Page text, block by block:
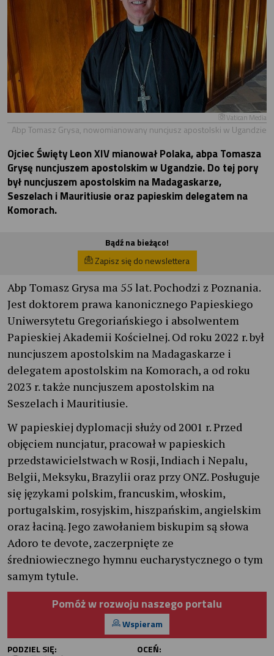
Vatican Media
Abp Tomasz Grysa, nowomianowany nuncjusz apostolski w Ugandzie
Ojciec Święty Leon XIV mianował Polaka, abpa Tomasza
Grysę nuncjuszem apostolskim w Ugandzie. Do tej pory
był nuncjuszem apostolskim na Madagaskarze,
Seszelach i Mauritiusie oraz papieskim delegatem na
Komorach.
Bądź na bieżąco!
Zapisz się do newslettera
Abp Tomasz Grysa ma 55 lat. Pochodzi z Poznania.
Jest doktorem prawa kanonicznego Papieskiego
Uniwersytetu Gregoriańskiego i absolwentem
Papieskiej Akademii Kościelnej. Od roku 2022 r. był
nuncjuszem apostolskim na Madagaskarze i
delegatem apostolskim na Komorach, a od roku
2023 r. także nuncjuszem apostolskim na
Seszelach i Mauritiusie.
W papieskiej dyplomacji służy od 2001 r. Przed
objęciem nuncjatur, pracował w papieskich
przedstawicielstwach w Rosji, Indiach i Nepalu,
Belgii, Meksyku, Brazylii oraz przy ONZ. Posługuje
się językami polskim, francuskim, włoskim,
portugalskim, rosyjskim, hiszpańskim, angielskim
oraz łaciną. Jego zawołaniem biskupim są słowa
Adoro te devote, zaczerpnięte ze
średniowiecznego hymnu eucharystycznego o tym
samym tytule.
Pomóż w rozwoju naszego portalu
Wspieram
PODZIEL SIĘ:
OCEŃ: